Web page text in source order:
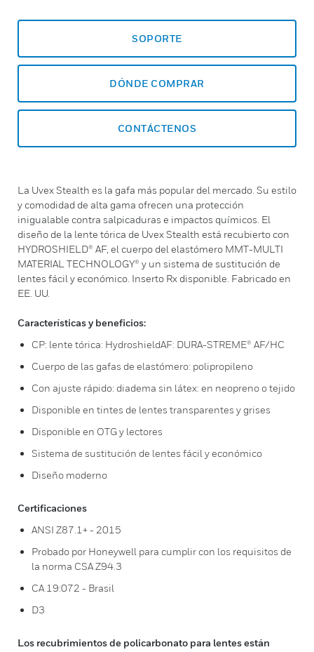
SOPORTE
DÓNDE COMPRAR
CONTÁCTENOS
La Uvex Stealth es la gafa más popular del mercado. Su estilo
y comodidad de alta gama ofrecen una protección
inigualable contra salpicaduras e impactos químicos. El
diseño de la lente tórica de Uvex Stealth está recubierto con
HYDROSHIELD® AF, el cuerpo del elastómero MMT-MULTI
MATERIAL TECHNOLOGY® y un sistema de sustitución de
lentes fácil y económico. Inserto Rx disponible. Fabricado en
EE. UU.
Características y beneficios:
CP: lente tórica: HydroshieldAF: DURA-STREME® AF/HC
Cuerpo de las gafas de elastómero: polipropileno
Con ajuste rápido: diadema sin látex: en neopreno o tejido
Disponible en tintes de lentes transparentes y grises
Disponible en OTG y lectores
Sistema de sustitución de lentes fácil y económico
Diseño moderno
Certificaciones
ANSI Z87.1+ - 2015
Probado por Honeywell para cumplir con los requisitos de
la norma CSA Z94.3
CA 19:072 - Brasil
D3
Los recubrimientos de policarbonato para lentes están